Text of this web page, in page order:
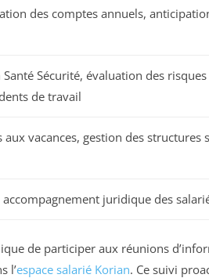
des comptes annuels,
Sécurité, évaluation des risques
de travail
vacances, gestion des structures
juridique des
de participer aux réunions
l’espace salarié Korian. Ce suivi